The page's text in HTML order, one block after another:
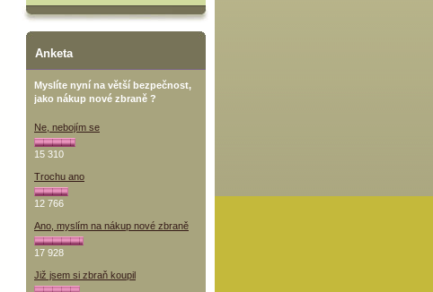
Anketa
Myslíte nyní na větší bezpečnost,
jako nákup nové zbraně ?
Ne, nebojím se
15 310
Trochu ano
12 766
Ano, myslím na nákup nové zbraně
17 928
Již jsem si zbraň koupil